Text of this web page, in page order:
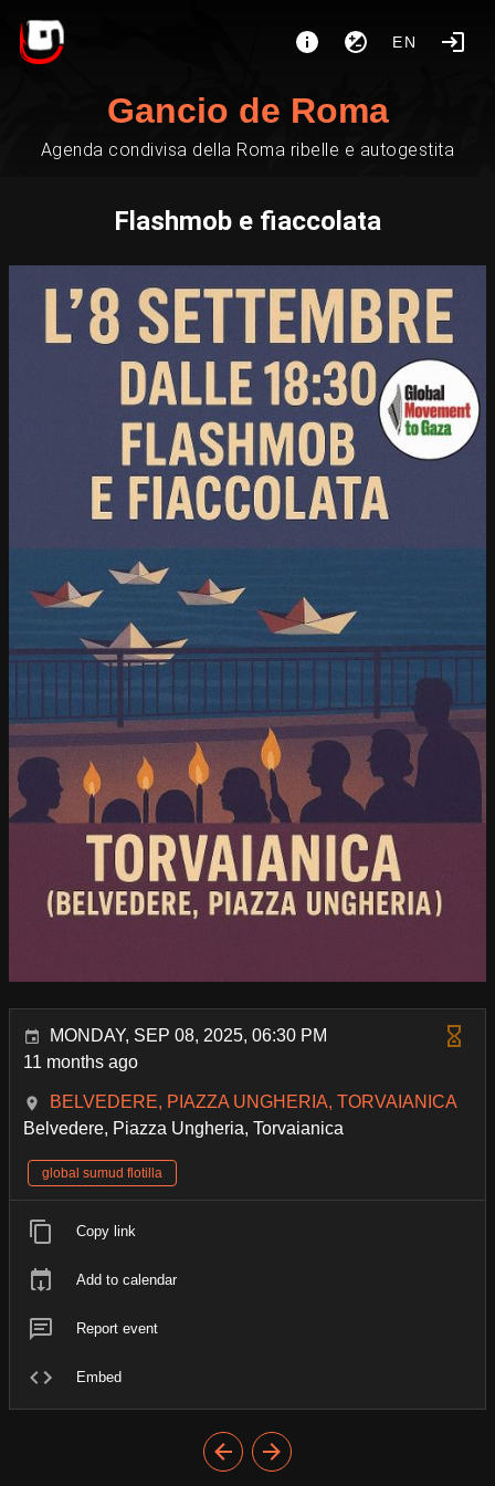
EN
Gancio de Roma
Agenda condivisa della Roma ribelle e autogestita
Flashmob e fiaccolata
MONDAY, SEP 08, 2025, 06:30 PM
11 months ago
BELVEDERE, PIAZZA UNGHERIA, TORVAIANICA
Belvedere, Piazza Ungheria, Torvaianica
global sumud flotilla
Copy link
Add to calendar
Report event
Embed